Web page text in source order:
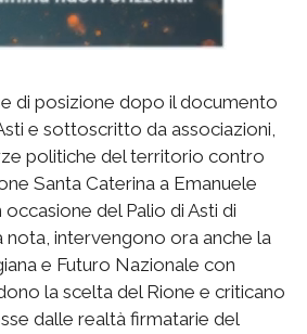
di posizione dopo il documento
e sottoscritto da associazioni,
politiche del territorio contro
Santa Caterina a Emanuele
del Palio di Asti di
nota, intervengono ora anche la
e Futuro Nazionale con
la scelta del Rione e criticano
dalle realtà firmatarie del